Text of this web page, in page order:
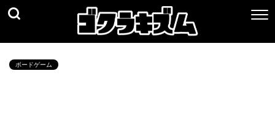
ボードゲーム